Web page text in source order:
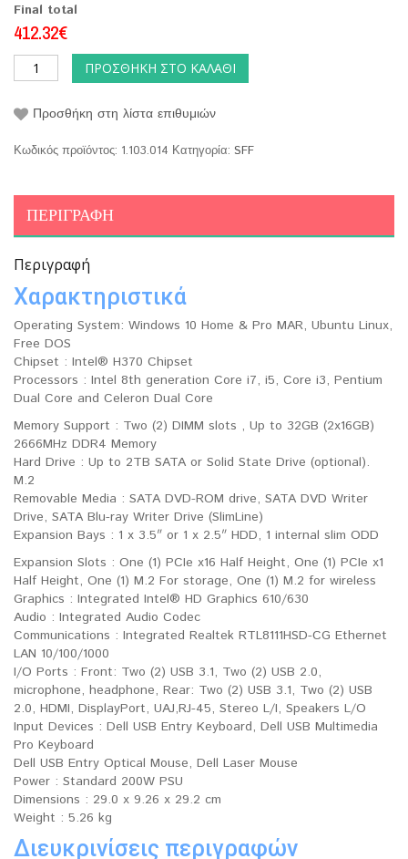
Final total
412.32€
ΠΡΟΣΘΉΚΗ ΣΤΟ ΚΑΛΆΘΙ
Προσθήκη στη λίστα επιθυμιών
Κωδικός προϊόντος: 1.103.014 Κατηγορία: SFF
ΠΕΡΙΓΡΑΦΉ
Περιγραφή
Χαρακτηριστικά
Operating System: Windows 10 Home & Pro MAR, Ubuntu Linux,
Free DOS
Chipset : Intel® H370 Chipset
Processors : Intel 8th generation Core i7, i5, Core i3, Pentium
Dual Core and Celeron Dual Core
Memory Support : Two (2) DIMM slots , Up to 32GB (2x16GB)
2666MHz DDR4 Memory
Hard Drive : Up to 2TB SATA or Solid State Drive (optional).
M.2
Removable Media : SATA DVD-ROM drive, SATA DVD Writer
Drive, SATA Blu-ray Writer Drive (SlimLine)
Expansion Bays : 1 x 3.5″ or 1 x 2.5″ HDD, 1 internal slim ODD
Expansion Slots : One (1) PCIe x16 Half Height, One (1) PCIe x1
Half Height, One (1) M.2 For storage, One (1) M.2 for wireless
Graphics : Integrated Intel® HD Graphics 610/630
Audio : Integrated Audio Codec
Communications : Integrated Realtek RTL8111HSD-CG Ethernet
LAN 10/100/1000
I/O Ports : Front: Two (2) USB 3.1, Two (2) USB 2.0,
microphone, headphone, Rear: Two (2) USB 3.1, Two (2) USB
2.0, HDMI, DisplayPort, UAJ,RJ-45, Stereo L/I, Speakers L/O
Input Devices : Dell USB Entry Keyboard, Dell USB Multimedia
Pro Keyboard
Dell USB Entry Optical Mouse, Dell Laser Mouse
Power : Standard 200W PSU
Dimensions : 29.0 x 9.26 x 29.2 cm
Weight : 5.26 kg
Διευκρινίσεις περιγραφών